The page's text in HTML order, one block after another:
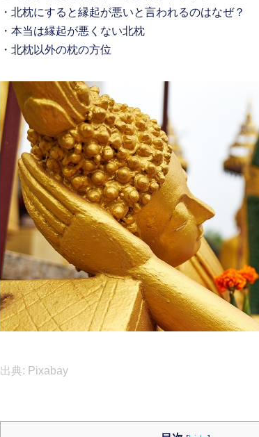
・北枕にすると縁起が悪いと言われるのはなぜ？
・本当は縁起が悪くない北枕
・北枕以外の枕の方位
出典: Pixabay